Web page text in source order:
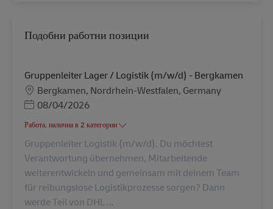
Подобни работни позиции
Gruppenleiter Lager / Logistik (m/w/d) - Bergkamen
Местоположение
Bergkamen, Nordrhein-Westfalen, Germany
Posted Date
08/04/2026
Работа, налична в 2 категории
Gruppenleiter Logistik (m/w/d). Du möchtest
Verantwortung übernehmen, Mitarbeitende
weiterentwickeln und gemeinsam mit deinem Team
für reibungslose Logistikprozesse sorgen? Dann
werde Teil von DHL ...